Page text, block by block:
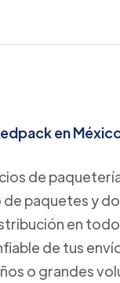
en
de
paquetes y
en todo
de tus
o grandes